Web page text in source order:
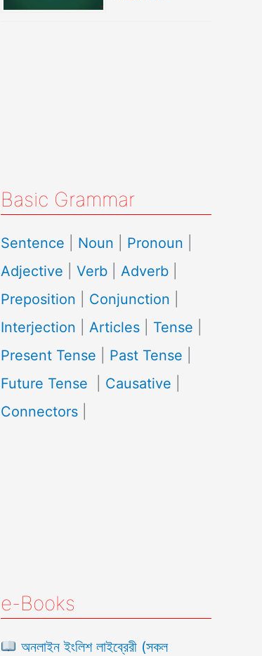
Basic Grammar
Sentence Noun Pronoun
Adjective
Verb Adverb
Preposition
Conjunction
Interjection
Articles Tense
Present Tense
Past Tense
Future Tense
Causative
Connectors
e-Books
অনলাইন ইংলিশ লাইব্রেরী (সকল